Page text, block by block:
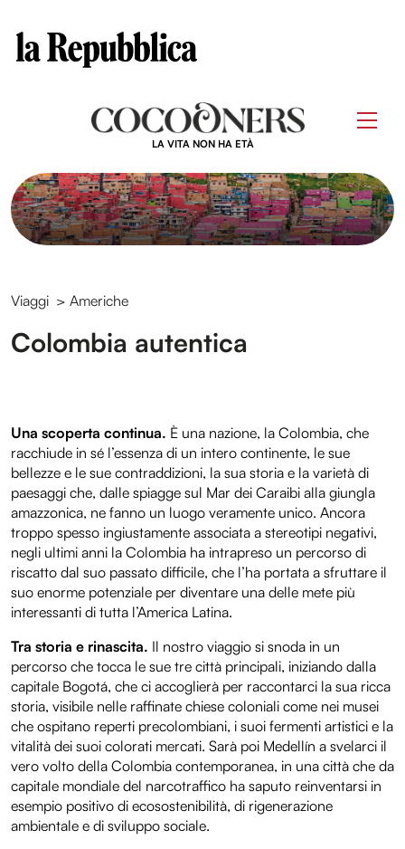
LA VITA NON HA ETÀ
Viaggi > Americhe
Colombia autentica
Una scoperta continua. È una nazione, la Colombia, che
racchiude in sé l’essenza di un intero continente, le sue
bellezze e le sue contraddizioni, la sua storia e la varietà di
paesaggi che, dalle spiagge sul Mar dei Caraibi alla giungla
amazzonica, ne fanno un luogo veramente unico. Ancora
troppo spesso ingiustamente associata a stereotipi negativi,
negli ultimi anni la Colombia ha intrapreso un percorso di
riscatto dal suo passato difficile, che l’ha portata a sfruttare il
suo enorme potenziale per diventare una delle mete più
interessanti di tutta l’America Latina.
Tra storia e rinascita. Il nostro viaggio si snoda in un
percorso che tocca le sue tre città principali, iniziando dalla
capitale Bogotá, che ci accoglierà per raccontarci la sua ricca
storia, visibile nelle raffinate chiese coloniali come nei musei
che ospitano reperti precolombiani, i suoi fermenti artistici e la
vitalità dei suoi colorati mercati. Sarà poi Medellín a svelarci il
vero volto della Colombia contemporanea, in una città che da
capitale mondiale del narcotraffico ha saputo reinventarsi in
esempio positivo di ecosostenibilità, di rigenerazione
ambientale e di sviluppo sociale.